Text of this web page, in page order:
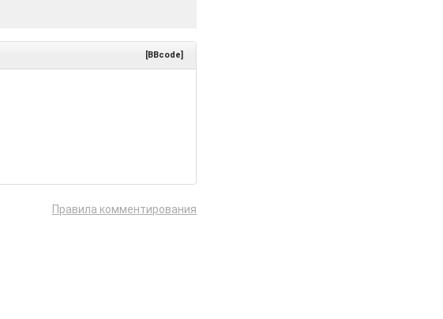
[BBcode]
Правила комментирования